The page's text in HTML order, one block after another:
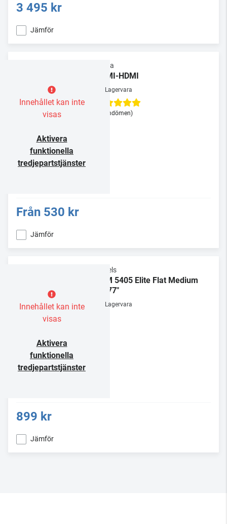
3 495 kr
Jämför
Innehållet kan inte
visas
Aktivera
funktionella
tredjepartstjänster
Supra
HDMI-HDMI
Lagervara
(3 omdömen)
Från 530 kr
Jämför
Innehållet kan inte
visas
Aktivera
funktionella
tredjepartstjänster
Vogels
TVM 5405 Elite Flat Medium
32-77"
Lagervara
899 kr
Jämför